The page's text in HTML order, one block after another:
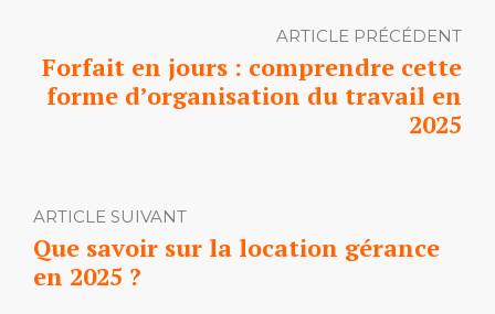
ARTICLE PRÉCÉDENT
Forfait en jours : comprendre cette
forme d’organisation du travail en
2025
ARTICLE SUIVANT
Que savoir sur la location gérance
en 2025 ?